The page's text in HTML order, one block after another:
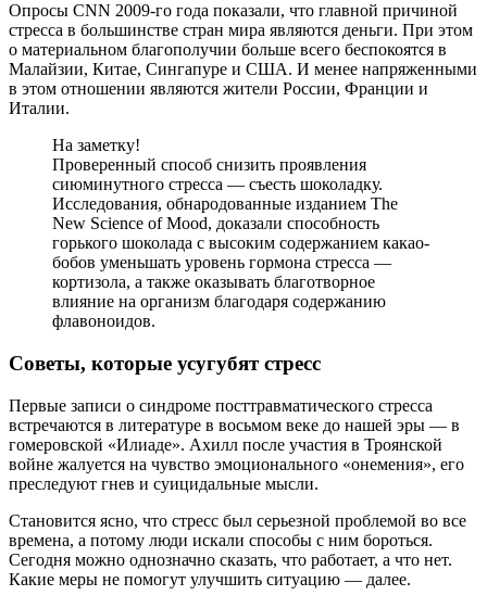
Опросы CNN 2009-го года показали, что главной причиной
стресса в большинстве стран мира являются деньги. При этом
о материальном благополучии больше всего беспокоятся в
Малайзии, Китае, Сингапуре и США. И менее напряженными
в этом отношении являются жители России, Франции и
Италии.
На заметку!
Проверенный способ снизить проявления
сиюминутного стресса — съесть шоколадку.
Исследования, обнародованные изданием The
New Science of Mood, доказали способность
горького шоколада с высоким содержанием какао-
бобов уменьшать уровень гормона стресса —
кортизола, а также оказывать благотворное
влияние на организм благодаря содержанию
флавоноидов.
Советы, которые усугубят стресс
Первые записи о синдроме посттравматического стресса
встречаются в литературе в восьмом веке до нашей эры — в
гомеровской «Илиаде». Ахилл после участия в Троянской
войне жалуется на чувство эмоционального «онемения», его
преследуют гнев и суицидальные мысли.
Становится ясно, что стресс был серьезной проблемой во все
времена, а потому люди искали способы с ним бороться.
Сегодня можно однозначно сказать, что работает, а что нет.
Какие меры не помогут улучшить ситуацию — далее.